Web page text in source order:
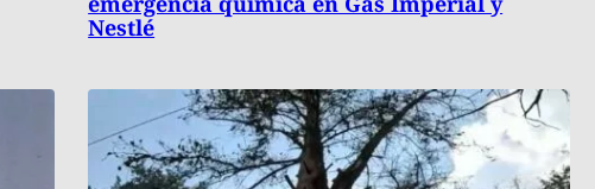
Nestlé